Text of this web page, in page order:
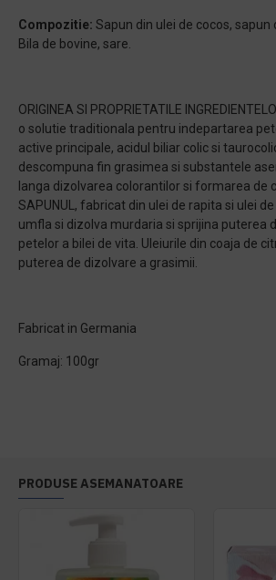
Compozitie: Sapun din ulei de cocos, sapun
Bila de bovine, sare.
ORIGINEA SI PROPRIETATILE
o solutie traditionala pentru indepartarea
active principale, acidul biliar colic si
descompuna fin grasimea si substantele
langa dizolvarea colorantilor si formarea de
SAPUNUL, fabricat din ulei de rapita si ulei
umfla si dizolva murdaria si sprijina puterea
petelor a bilei de vita. Uleiurile din coaja de
puterea de dizolvare a grasimii.
Fabricat in Germania
Gramaj: 100gr
PRODUSE ASEMANATOARE